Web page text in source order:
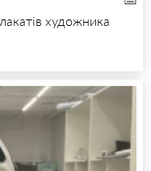
художника